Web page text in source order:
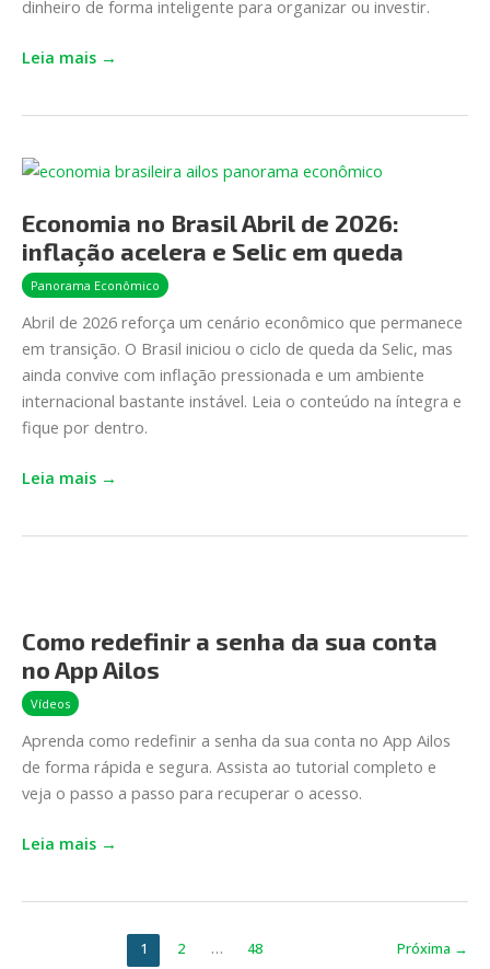
dinheiro de forma inteligente para organizar ou investir.
dicas
utilizar
Leia mais →
Economia no Brasil Abril de 2026:
inflação acelera e Selic em queda
Panorama Econômico
Abril de 2026 reforça um cenário econômico que permanece
em transição. O Brasil iniciou o ciclo de queda da Selic, mas
ainda convive com inflação pressionada e um ambiente
internacional bastante instável. Leia o conteúdo na íntegra e
fique por dentro.
Economia
Brasil
Abril
de
2026:
inflação
acelera
e
Selic
em queda
Leia mais →
Como redefinir a senha da sua conta
no App Ailos
Vídeos
Aprenda como redefinir a senha da sua conta no App Ailos
de forma rápida e segura. Assista ao tutorial completo e
veja o passo a passo para recuperar o acesso.
a
senha
da
sua
conta
no
App
Leia mais →
1 2 … 48 Próxima →